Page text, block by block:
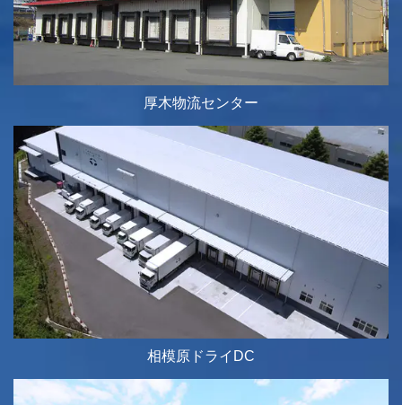
厚木物流センター
相模原ドライDC